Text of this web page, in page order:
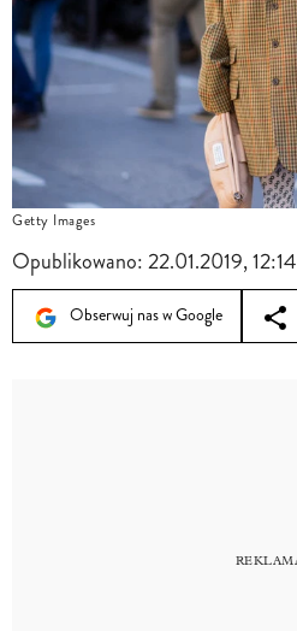
Getty Images
Opublikowano:22.01.2019, 12:14
Obserwuj nas w Google